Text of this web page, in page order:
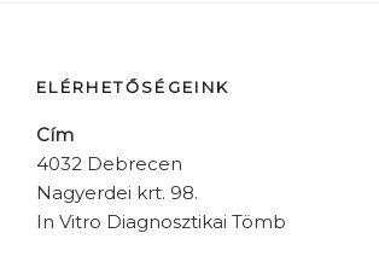
ELÉRHETŐSÉGEINK
Cím
4032 Debrecen
Nagyerdei krt. 98.
In Vitro Diagnosztikai Tömb